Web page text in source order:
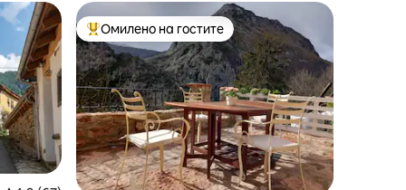
Меѓу најуспешните „Омилени на гостите“
Омилено на гостите